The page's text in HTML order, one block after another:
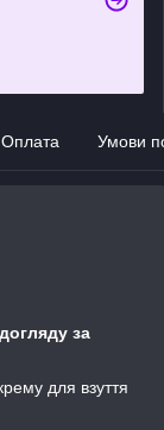
Оплата Умови
за
для взуття